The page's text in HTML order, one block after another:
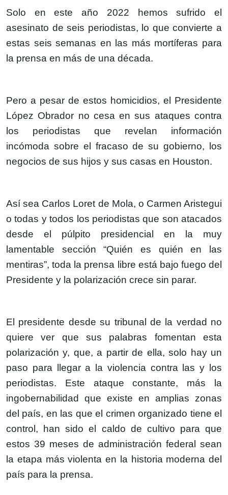
Solo en este año 2022 hemos sufrido el
asesinato de seis periodistas, lo que convierte a
estas seis semanas en las más mortíferas para
la prensa en más de una década.
Pero a pesar de estos homicidios, el Presidente
López Obrador no cesa en sus ataques contra
los periodistas que revelan información
incómoda sobre el fracaso de su gobierno, los
negocios de sus hijos y sus casas en Houston.
Así sea Carlos Loret de Mola, o Carmen Aristegui
o todas y todos los periodistas que son atacados
desde el púlpito presidencial en la muy
lamentable sección “Quién es quién en las
mentiras”, toda la prensa libre está bajo fuego del
Presidente y la polarización crece sin parar.
El presidente desde su tribunal de la verdad no
quiere ver que sus palabras fomentan esta
polarización y, que, a partir de ella, solo hay un
paso para llegar a la violencia contra las y los
periodistas. Este ataque constante, más la
ingobernabilidad que existe en amplias zonas
del país, en las que el crimen organizado tiene el
control, han sido el caldo de cultivo para que
estos 39 meses de administración federal sean
la etapa más violenta en la historia moderna del
país para la prensa.